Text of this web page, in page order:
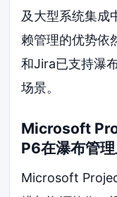
及大型系统集成
赖管理的优势依
和Jira已支持瀑
场景。
Microsoft
P6在瀑布管
Microsoft